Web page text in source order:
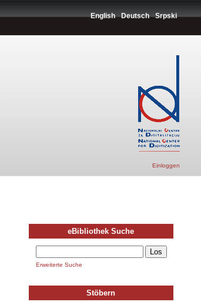
English Deutsch Srpski
Einloggen
eBibliothek Suche
Erweiterte Suche
Stöbern